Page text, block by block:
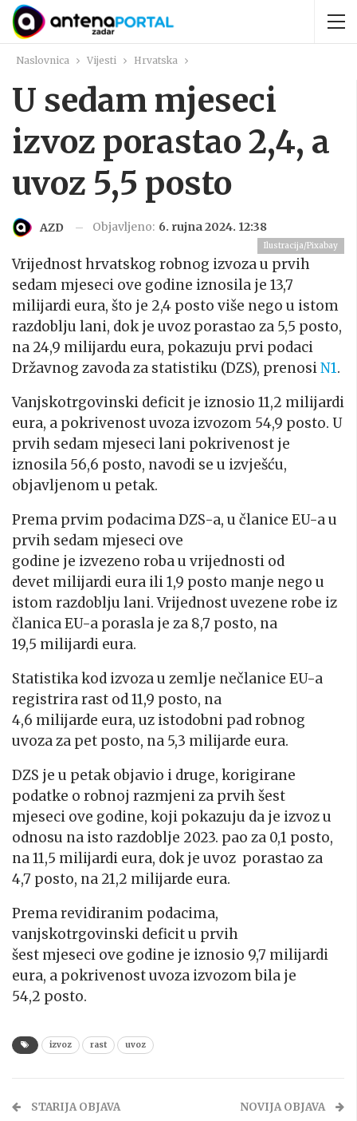
Naslovnica Vijesti Hrvatska
U sedam mjeseci
izvoz porastao 2,4, a
uvoz 5,5 posto
AZD Objavljeno: 6. rujna 2024. 12:38
Ilustracija/Pixabay
Vrijednost hrvatskog robnog izvoza u prvih
sedam mjeseci ove godine iznosila je 13,7
milijardi eura, što je 2,4 posto više nego u istom
razdoblju lani, dok je uvoz porastao za 5,5 posto,
na 24,9 milijardu eura, pokazuju prvi podaci
Državnog zavoda za statistiku (DZS), prenosiN1.
Vanjskotrgovinski deficit je iznosio 11,2 milijardi
eura, a pokrivenost uvoza izvozom 54,9 posto. U
prvih sedam mjeseci lani pokrivenost je
iznosila 56,6 posto, navodi se u izvješću,
objavljenom u petak.
Prema prvim podacima DZS-a, u članice EU-a u
prvih sedam mjeseci ove
godine je izvezeno roba u vrijednosti od
devet milijardi eura ili 1,9 posto manje nego u
istom razdoblju lani. Vrijednost uvezene robe iz
članica EU-a porasla je za 8,7 posto, na
19,5 milijardi eura.
Statistika kod izvoza u zemlje nečlanice EU-a
registrira rast od 11,9 posto, na
4,6 milijarde eura, uz istodobni pad robnog
uvoza za pet posto, na 5,3 milijarde eura.
DZS je u petak objavio i druge, korigirane
podatke o robnoj razmjeni za prvih šest
mjeseci ove godine, koji pokazuju da je izvoz u
odnosu na isto razdoblje 2023. pao za 0,1 posto,
na 11,5 milijardi eura, dok je uvoz porastao za
4,7 posto, na 21,2 milijarde eura.
Prema revidiranim podacima,
vanjskotrgovinski deficit u prvih
šest mjeseci ove godine je iznosio 9,7 milijardi
eura, a pokrivenost uvoza izvozom bila je
54,2 posto.
izvoz rast uvoz
STARIJA OBJAVA NOVIJA OBJAVA